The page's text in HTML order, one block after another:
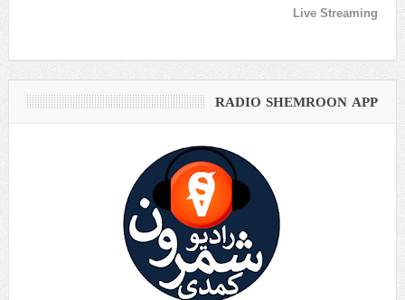
Live Streaming
RADIO SHEMROON APP